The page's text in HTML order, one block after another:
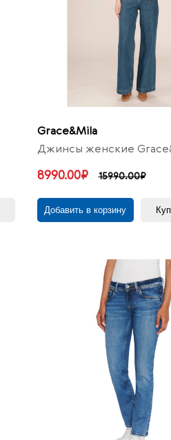
Grace&Mila
Джинсы женские
8990.00₽ 15990.00₽
Добавить в корзину